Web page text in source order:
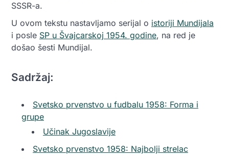
SSSR-a.
U ovom tekstu nastavljamo serijal o istoriji Mundijala
i posle SP u Švajcarskoj 1954. godine, na red je
došao šesti Mundijal.
Sadržaj:
Svetsko prvenstvo u fudbalu 1958: Forma i
grupe
Učinak Jugoslavije
Svetsko prvenstvo 1958: Najbolji strelac